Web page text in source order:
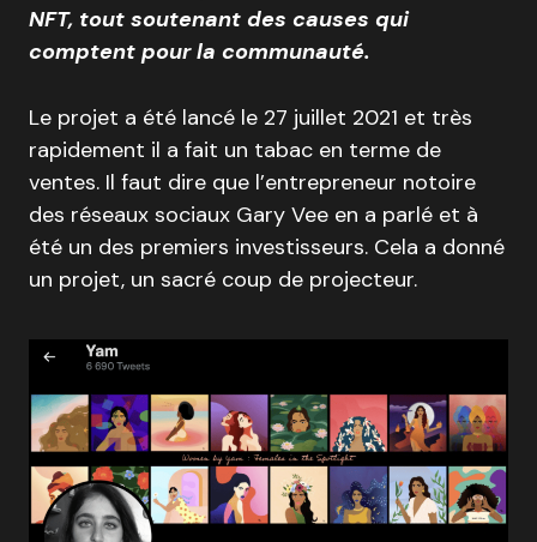
NFT, tout soutenant des causes qui
comptent pour la communauté.
Le projet a été lancé le 27 juillet 2021 et très
rapidement il a fait un tabac en terme de
ventes. Il faut dire que l’entrepreneur notoire
des réseaux sociaux Gary Vee en a parlé et à
été un des premiers investisseurs. Cela a donné
un projet, un sacré coup de projecteur.